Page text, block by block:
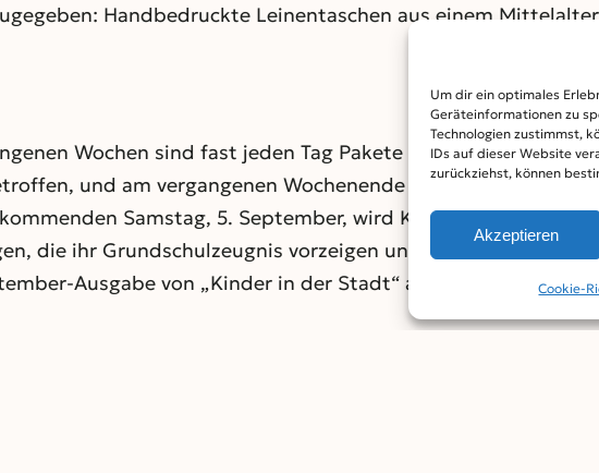
Um dir ein optimales
Geräteinformationen zu
Technologien zustimmst,
IDs auf dieser Website
zurückziehst, können
Akzeptieren
Cookie-
Handbedruckte Leinentaschen aus einem
Wochen sind fast jeden Tag Pakete mit Geschenken
und am vergangenen Wochenende haben wir die
Samstag, 5. September, wird Kiki um 14 Uhr
die ihr Grundschulzeugnis vorzeigen und die
Ausgabe von „Kinder in der Stadt“ abgeben – bis alle